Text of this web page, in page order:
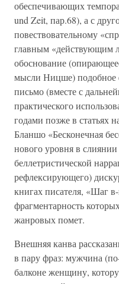
обеспечивающих
und Zeit, пар.68), а с
повествовательному
главным «действующим
обоснование
мысли Ницше) подобное
письмо (вместе с
практического
годами позже в статьях
Бланшо «Бесконечная
нового уровня в
беллетристической
рефлексирующего)
книгах писателя, «Шаг
фрагментарность
жанровых помет.
Внешняя канва
в пару фраз: мужчина
балконе женщину,